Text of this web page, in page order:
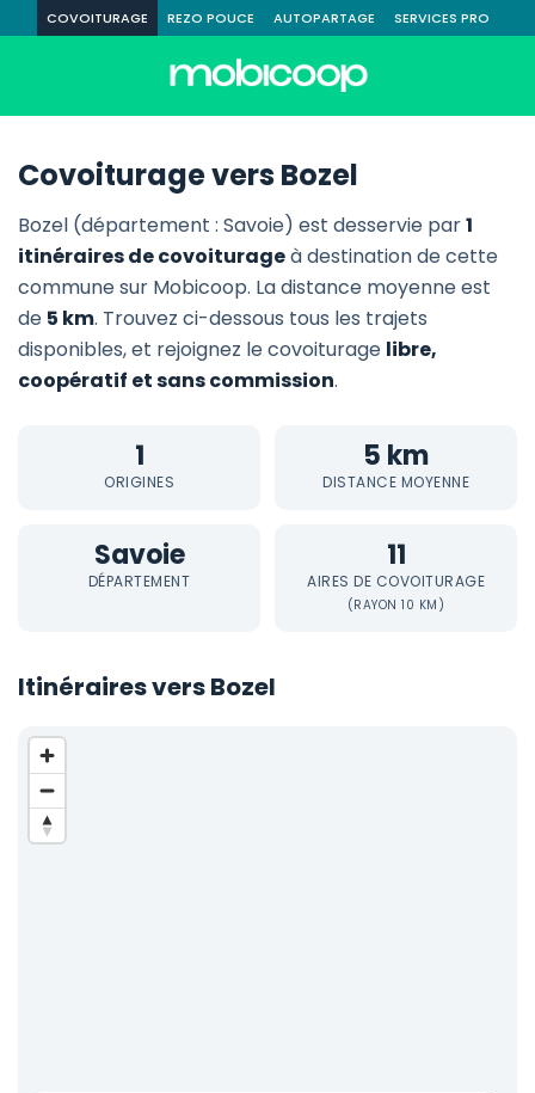
COVOITURAGE REZO POUCE AUTOPARTAGE SERVICES PRO
Covoiturage vers Bozel
Bozel (département : Savoie) est desservie par1
itinéraires de covoiturageà destination de cette
commune sur Mobicoop. La distance moyenne est
de 5 km. Trouvez ci-dessous tous les trajets
disponibles, et rejoignez le covoiturage libre,
coopératif et sans commission.
1
ORIGINES
5 km
DISTANCE MOYENNE
Savoie
DÉPARTEMENT
11
AIRES DE COVOITURAGE
(RAYON 10 KM)
Itinéraires vers Bozel